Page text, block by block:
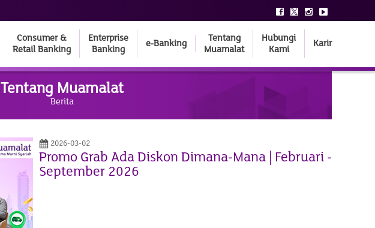
Consumer &
Retail Banking
Enterprise
Banking
e-Banking
Tentang
Muamalat
Hubungi
Kami
Karir
Tentang Muamalat
Berita
2026-03-02
Promo Grab Ada Diskon Dimana-Mana | Februari -
September 2026